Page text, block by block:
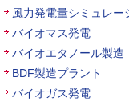
風力発電量シミュレー
バイオマス発電
バイオエタノール製造
BDF製造プラント
バイオガス発電